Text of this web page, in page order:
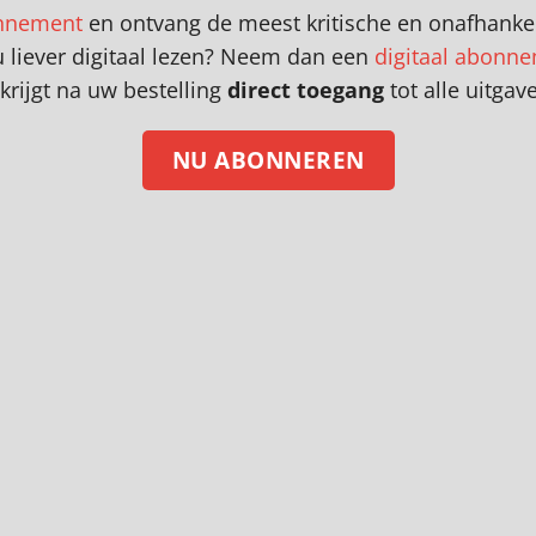
en ontvang de meest kritische en
liever digitaal lezen? Neem dan een digitaal
na uw bestelling direct toegang tot alle
NU ABONNEREN